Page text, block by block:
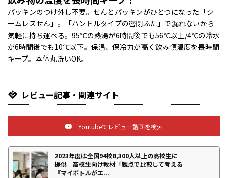
パッキンのつけ外し不要。せんとパッキンがひとつになった「シ
ームレスせん」。「ハンドルタイプの密閉ふた」で漏れないから
気軽に持ち運べる。95℃の熱湯が6時間後でも56℃以上/4℃の冷水
が6時間後でも10℃以下。保温、保冷力が高く飲み頃温度を長時間
キープ。本体丸洗いOK。
レビュー記事・関連サイト
Youtubeでレビュー動画を検索
2023年度は全国94校8,300人以上の高校生に
提供 高校生向け教材「観点で比較して考える
『マイボトルがエ...